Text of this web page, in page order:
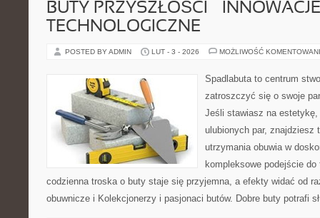
BUTY PRZYSZŁOŚCI – INNOWACJE
TECHNOLOGICZNE
POSTED BY ADMIN LUT - 3 - 2026 MOŻLIWOŚĆ
Spadlabuta to centrum
zatroszczyć się o swoje
Jeśli stawiasz na estetykę,
ulubionych par, znajdziesz
utrzymania obuwia w
kompleksowe podejście
codzienna troska o buty staje się przyjemna, a efekty widać od
obuwnicze i Kolekcjonerzy i pasjonaci butów. Dobre buty potrafi